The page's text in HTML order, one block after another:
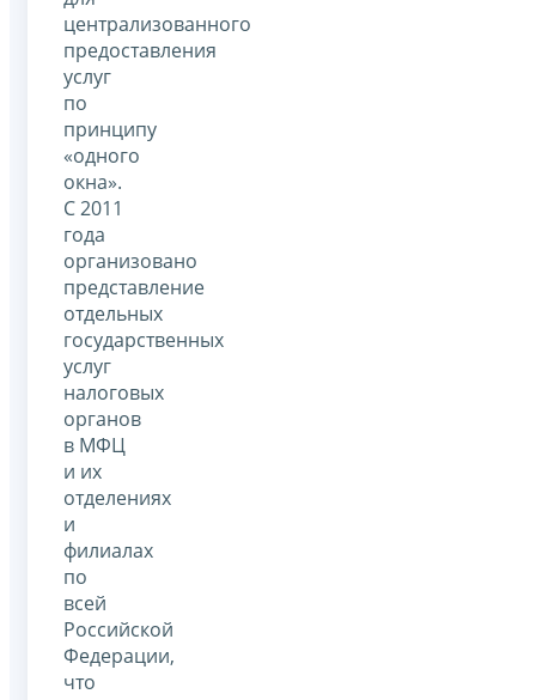
централизованного
предоставления
услуг
по
принципу
«одного
окна».
С 2011
года
организовано
представление
отдельных
государственных
услуг
налоговых
органов
в МФЦ
и их
отделениях
и
филиалах
по
всей
Российской
Федерации,
что